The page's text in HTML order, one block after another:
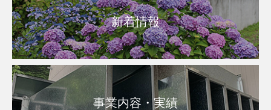
新着情報
事業内容・実績